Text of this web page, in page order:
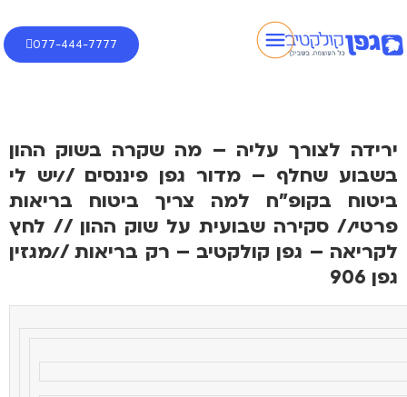
077-444-7777
ירידה לצורך עליה – מה שקרה בשוק ההון
בשבוע שחלף – מדור גפן פיננסים //יש לי
ביטוח בקופ"ח למה צריך ביטוח בריאות
פרטי// סקירה שבועית על שוק ההון // לחץ
לקריאה – גפן קולקטיב – רק בריאות //מגזין
גפן 906